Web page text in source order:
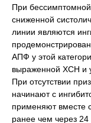
При
сниженной
линии являются
АПФ у этой
выраженной ХСН и
При отсутствии
начинают с
применяют вместе
ранее чем через